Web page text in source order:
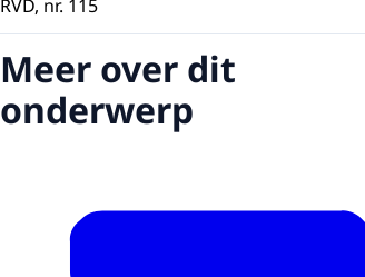
RVD, nr. 115
Meer over dit
onderwerp